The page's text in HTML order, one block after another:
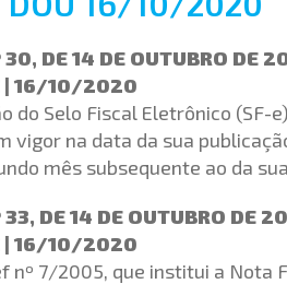
30, DE 14 DE OUTUBRO DE
| 16/10/2020
do Selo Fiscal Eletrônico (SF-
vigor na data da sua
mês subsequente ao da
33, DE 14 DE OUTUBRO DE
| 16/10/2020
nº 7/2005, que institui a Nota